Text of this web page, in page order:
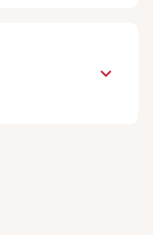
keyboard_arrow_down